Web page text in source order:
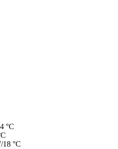
°C
18 °C